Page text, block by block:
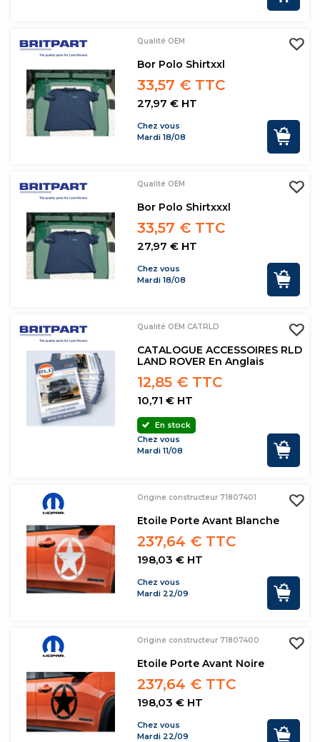
Qualité OEM
Bor Polo Shirtxxl
33,57 € TTC
27,97 € HT
Chez vous
Mardi 18/08
Qualité OEM
Bor Polo Shirtxxxl
33,57 € TTC
27,97 € HT
Chez vous
Mardi 18/08
Qualité OEM CATRLD
CATALOGUE ACCESSOIRES RLD
LAND ROVER En Anglais
12,85 € TTC
10,71 € HT
En stock
Chez vous
Mardi 11/08
Origine constructeur 71807401
Etoile Porte Avant Blanche
237,64 € TTC
198,03 € HT
Chez vous
Mardi 22/09
Origine constructeur 71807400
Etoile Porte Avant Noire
237,64 € TTC
198,03 € HT
Chez vous
Mardi 22/09